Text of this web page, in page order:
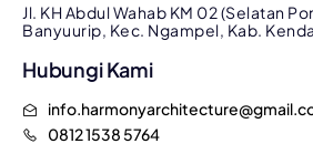
Jl. KH Abdul Wahab KM 02 (Selatan
Banyuurip, Kec. Ngampel, Kab.
Hubungi Kami
0812 1538 5764